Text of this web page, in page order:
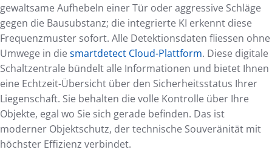
gewaltsame Aufhebeln einer Tür oder aggressive Schläge
gegen die Bausubstanz; die integrierte KI erkennt diese
Frequenzmuster sofort. Alle Detektionsdaten fliessen ohne
Umwege in diesmartdetect Cloud-Plattform. Diese digitale
Schaltzentrale bündelt alle Informationen und bietet Ihnen
eine Echtzeit-Übersicht über den Sicherheitsstatus Ihrer
Liegenschaft. Sie behalten die volle Kontrolle über Ihre
Objekte, egal wo Sie sich gerade befinden. Das ist
moderner Objektschutz, der technische Souveränität mit
höchster Effizienz verbindet.